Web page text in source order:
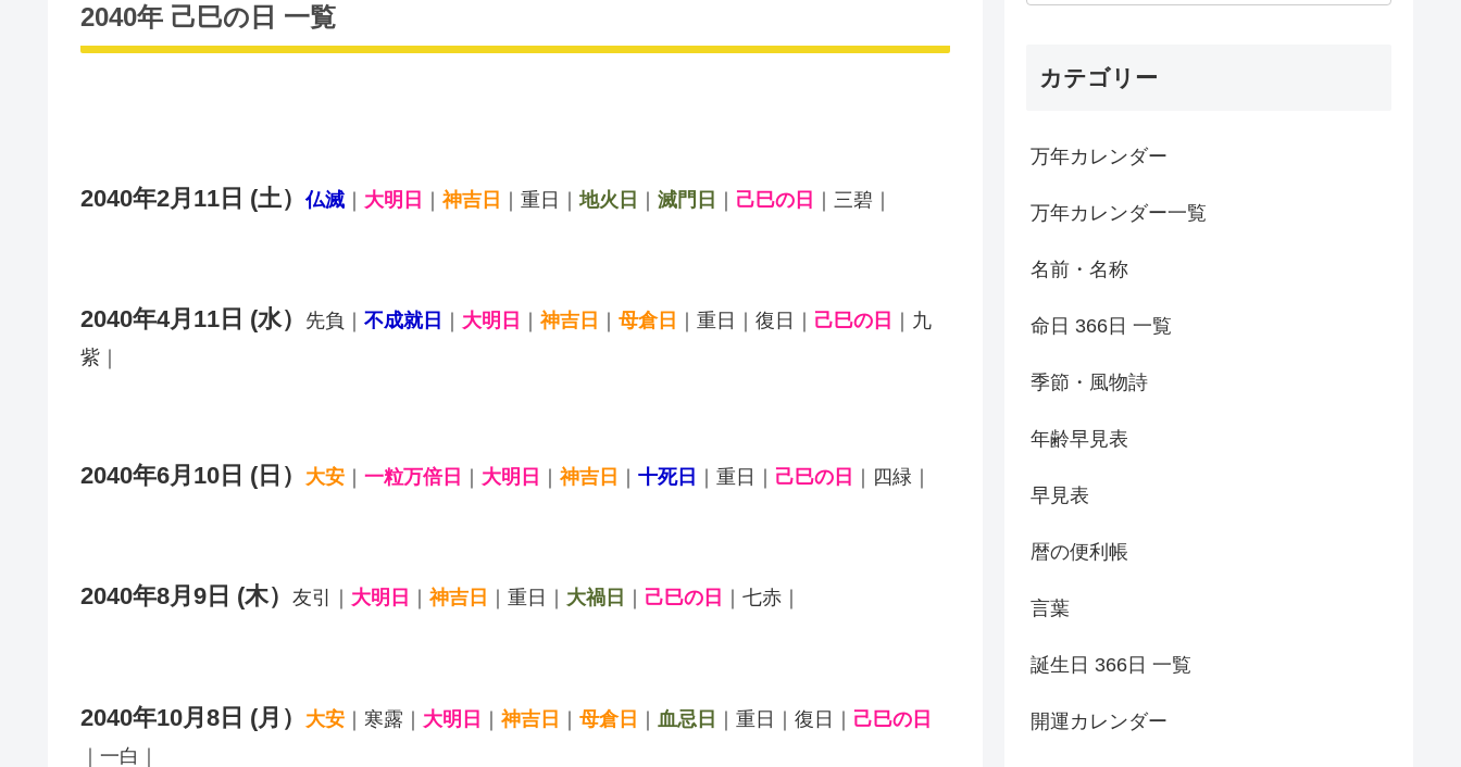
t
2040年 己巳の日 一覧
2040年2月11日 (土）仏滅 大明日 神吉日 ｜重日｜地火日 滅門日 己巳の日 ｜三碧｜
2040年4月11日 (水） 先負｜ 不成就日 大明日 神吉日 母倉日 ｜重日｜復日｜ 己巳の日
｜九
紫｜
2040年6月10日 (日） 大安 ｜ 一粒万倍日 ｜ 大明日 ｜ 神吉日 ｜ 十死日 ｜重日｜ 己巳の日 ｜四緑｜
2040年8月9日 (木） 友引｜ 大明日 神吉日 ｜重日｜ 大禍日 己巳の日 ｜七赤｜
2040年10月8日 (月） 大安 ｜寒露｜ 大明日 ｜ 神吉日 ｜ 母倉日 ｜ 血忌日 ｜重日｜復日｜ 己巳の日
｜一白｜
カテゴリー
万年カレンダー
万年カレンダー一覧
名前・名称
命日 366日 一覧
季節・風物詩
年齢早見表
早見表
暦の便利帳
言葉
誕生日 366日 一覧
開運カレンダー